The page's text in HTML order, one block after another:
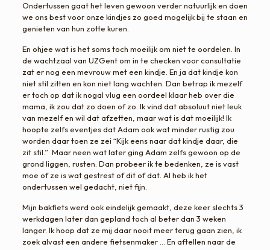
Ondertussen gaat het leven gewoon verder natuurlijk en doen
we ons best voor onze kindjes zo goed mogelijk bij te staan en
genieten van hun zotte kuren.
En ohjee wat is het soms toch moeilijk om niet te oordelen. In
de wachtzaal van UZGent om in te checken voor consultatie
zat er nog een mevrouw met een kindje. En ja dat kindje kon
niet stil zitten en kon niet lang wachten. Dan betrap ik mezelf
er toch op dat ik nogal vlug een oordeel klaar heb over die
mama, ik zou dat zo doen of zo. Ik vind dat absoluut niet leuk
van mezelf en wil dat afzetten, maar wat is dat moeilijk! Ik
hoopte zelfs eventjes dat Adam ook wat minder rustig zou
worden daar toen ze zei “Kijk eens naar dat kindje daar, die
zit stil.” Maar neen wat later ging Adam zelfs gewoon op de
grond liggen, rusten. Dan probeer ik te bedenken, ze is vast
moe of ze is wat gestrest of dit of dat. Al heb ik het
ondertussen wel gedacht, niet fijn.
Mijn bakfiets werd ook eindelijk gemaakt, deze keer slechts 3
werkdagen later dan gepland toch al beter dan 3 weken
langer. Ik hoop dat ze mij daar nooit meer terug gaan zien, ik
zoek alvast een andere fietsenmaker … En aftellen naar de